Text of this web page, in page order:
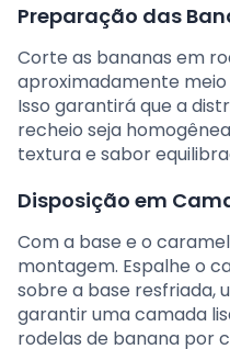
Preparação das
Corte as bananas em
aproximadamente
Isso garantirá que a
recheio seja
textura e sabor
Disposição em
Com a base e o
montagem. Espalhe o
sobre a base resfriada,
garantir uma camada
rodelas de banana por